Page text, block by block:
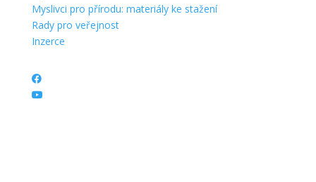
Myslivci pro přírodu: materiály ke stažení
Rady pro veřejnost
Inzerce